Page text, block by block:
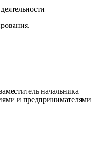
начальника
и предпринимателями